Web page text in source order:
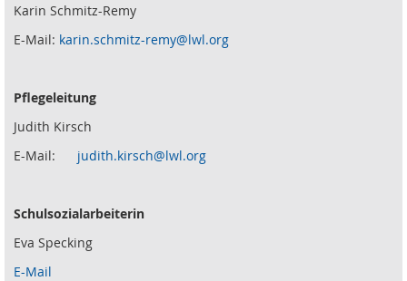
Karin Schmitz-Remy
E-Mail: karin.schmitz-remy@lwl.org
Pflegeleitung
Judith Kirsch
E-Mail: judith.kirsch@lwl.org
Schulsozialarbeiterin
Eva Specking
E-Mail